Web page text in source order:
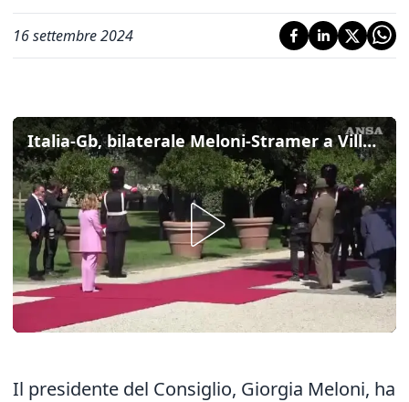
16 settembre 2024
Italia-Gb, bilaterale Meloni-Stramer a Villa Pamphilj
Il presidente del Consiglio, Giorgia Meloni, ha